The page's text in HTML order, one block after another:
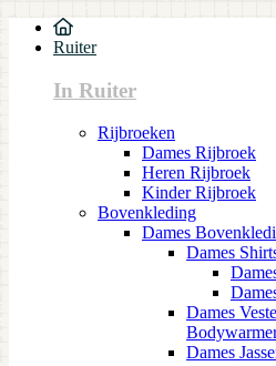
Ruiter
In Ruiter
Rijbroeken
Dames Rijbroek
Heren Rijbroek
Kinder Rijbroek
Bovenkleding
Dames
Dames
Dames
Dames